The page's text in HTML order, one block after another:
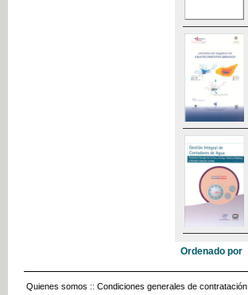
Ordenado por
Quienes somos :: Condiciones generales de contratación